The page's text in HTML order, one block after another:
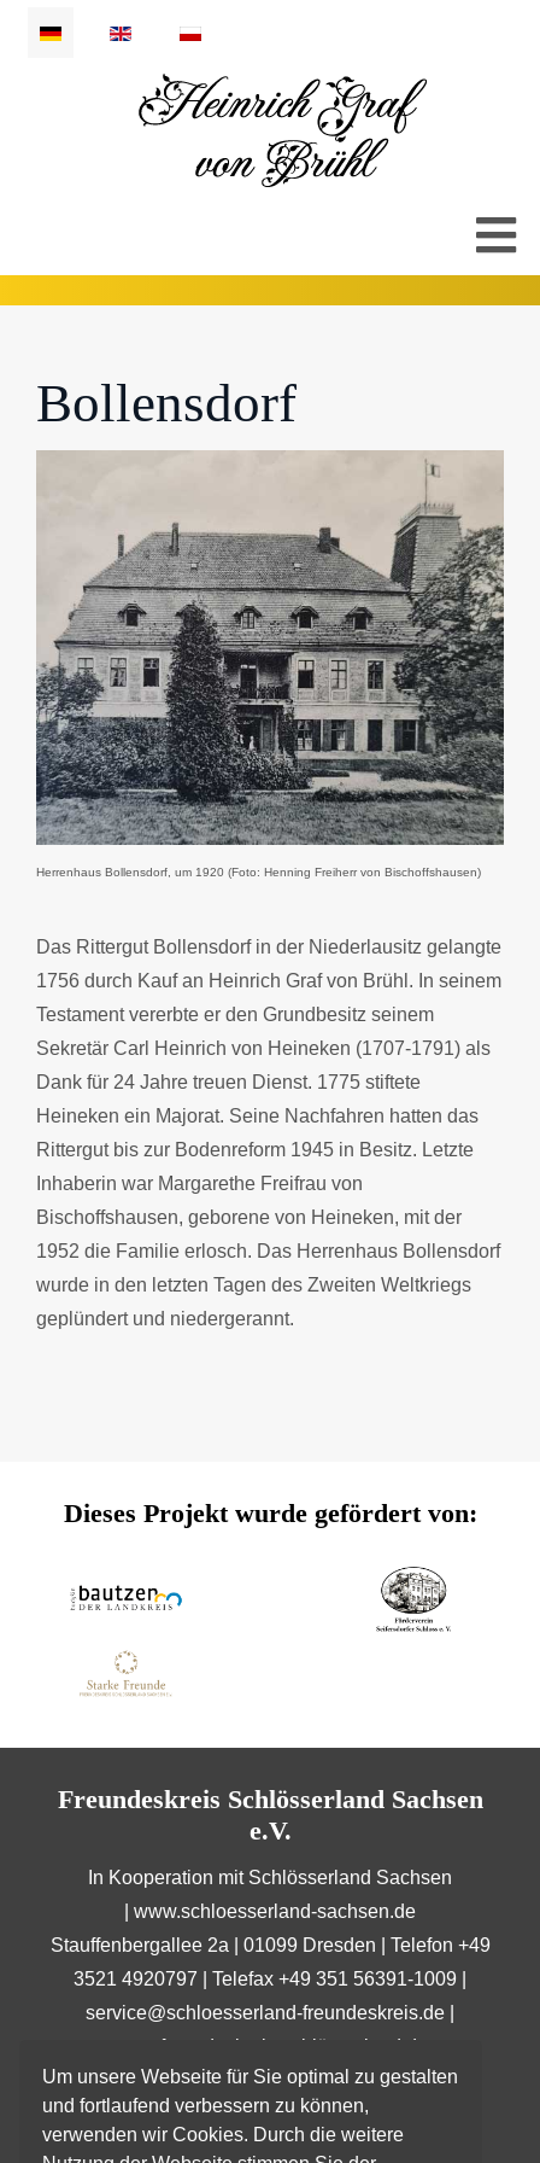
Um unsere Webseite für Sie optimal zu gestalten
und fortlaufend verbessern zu können,
verwenden wir Cookies. Durch die weitere
Bollensdorf
Herrenhaus Bollensdorf, um 1920 (Foto: Henning Freiherr von Bischoffshausen)
Das Rittergut Bollensdorf in der Niederlausitz gelangte
1756 durch Kauf an Heinrich Graf von Brühl. In seinem
Testament vererbte er den Grundbesitz seinem
Sekretär Carl Heinrich von Heineken (1707-1791) als
Dank für 24 Jahre treuen Dienst. 1775 stiftete
Heineken ein Majorat. Seine Nachfahren hatten das
Rittergut bis zur Bodenreform 1945 in Besitz. Letzte
Inhaberin war Margarethe Freifrau von
Bischoffshausen, geborene von Heineken, mit der
1952 die Familie erlosch. Das Herrenhaus Bollensdorf
wurde in den letzten Tagen des Zweiten Weltkriegs
geplündert und niedergerannt.
Dieses Projekt wurde gefördert von:
Freundeskreis Schlösserland Sachsen
e.V.
In Kooperation mit Schlösserland Sachsen
www.schloesserland-sachsen.de
Stauffenbergallee 2a | 01099 Dresden | Telefon +49
3521 4920797 | Telefax +49 351 56391-1009 |
service@schloesserland-freundeskreis.de
www.freundeskreis-schlösserland.de